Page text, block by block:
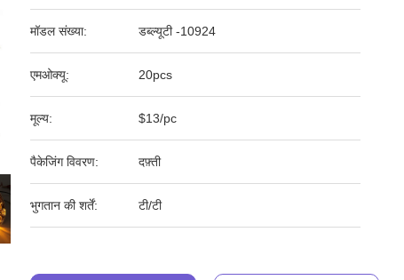
मॉडल संख्या: डब्ल्यूटी -10924
एमओक्यू: 20pcs
मूल्य: $13/pc
पैकेजिंग विवरण: दफ़्ती
भुगतान की शर्तें: टी/टी